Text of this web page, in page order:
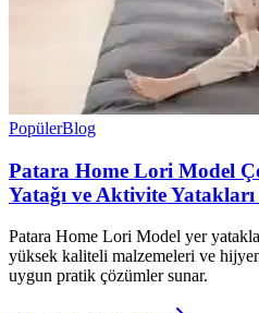
PopülerBlog
Patara Home Lori Model
Yatağı ve Aktivite
Patara Home Lori Model yer
yüksek kaliteli malzemeleri ve
uygun pratik çözümler sunar.